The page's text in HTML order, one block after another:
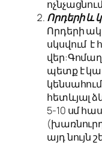
Որդերի և
Որդերի
սկսվում
պետք է
հետևյալ
5-10 սմ
այդ նույն